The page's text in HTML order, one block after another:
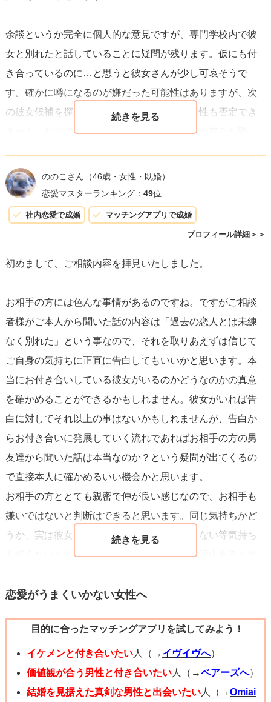
に正直でいたこと、勇気を持って行動したことを自分自身
で誇りに思ってください。これは成長の一部であり、人生
の中で大切な経験となります。
余談というか完全に個人的な意見ですが、専門学校内で彼
女と別れたと話していることに疑問が残ります。仮にも付
き合っているのに…と思うと彼女さんが少し可哀そうで
す。確かに噂になるのが嫌だった可能性はありますが、次
の彼女候補を探していた可能性や浮気の可能性も否定でき
ません。なので気持ちを伝えた際、彼女さんの存在を隠し
時は彼女さんがいて浮気と知りながら付き合うor告白したけ
ど付き合わないという2択になることも頭に入れておいた方
がいいなと思ってます。彼の性格や人となりが分からない
ので憶測になりますが、あくまでも1つの意見として読んで
いかを考えて行動してもらえるといいと思います！何か少
しでも参考になれば幸いです。
ののこさん （46歳・女性・既婚）
恋愛マスターランキング： 49位
社内恋愛で成婚 マッチングアプリで成婚
プロフィール詳細＞＞
初めまして、ご相談内容を拝見いたしました。
お相手の方には色んな事情があるのですね。ですがご相談
者様がご本人から聞いた話の内容は「過去の恋人とは未練
なく別れた」という事なので、それを取りあえずは信じて
ご自身の気持ちに正直に告白してもいいかと思います。本
当にお付き合いしている彼女がいるのかどうなのかの真意
を確かめることができるかもしれません。彼女がいれば告
白に対してそれ以上の事はないかもしれませんが、告白か
らお付き合いに発展していく流れであればお相手の方の男
友達から聞いた話は本当なのか？という疑問が出てくるの
で直接本人に確かめるいい機会かと思います。
お相手の方ととても親密で仲が良い感じなので、お相手も
嫌いではないと判断はできると思います。同じ気持ちかど
うか、実は彼女がいるゆえにお付き合いできない等気持ち
を伝えないとどう転ぶのかわからない部分は沢山あると思
しいと思います。言ったもん勝ちになるケースもあるので
恋愛がうまくいかない女性へ
目的に合ったマッチングアプリを試してみよう！
イケメンと付き合いたい人（→ イヴイヴへ）
価値観が合う男性と付き合いたい人（→ペアーズへ）
結婚を見据えた真剣な男性と出会いたい人（→Omiai